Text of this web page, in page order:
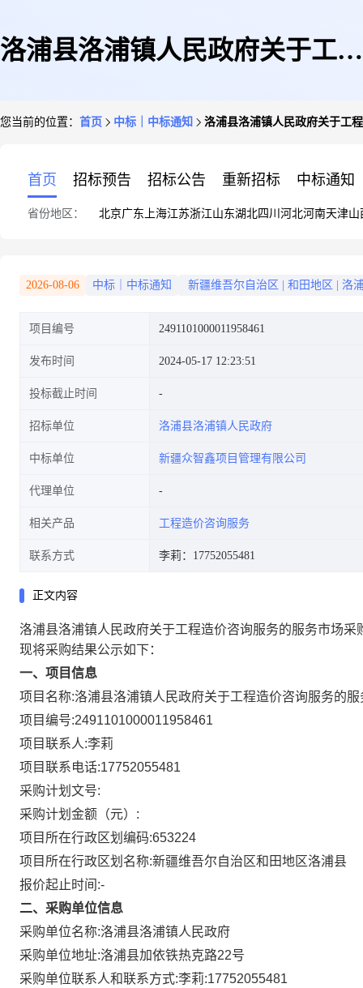
洛浦县洛浦镇人民政府关于工程
您当前的位置： 首页 中标｜中标通知 洛浦县洛浦镇人民政府关于工
首页 招标预告 招标公告 重新招标 中标通知
省份地区： 北京广东 上海江苏浙江山东湖北四川 河北河南天津山
2026-08-06 中标｜中标通知 新疆维吾尔自治区 和田地区 洛
项目编号 2491101000011958461
发布时间 2024-05-17 12:23:51
投标截止时间
招标单位 洛浦县洛浦镇人民政府
中标单位 新疆众智鑫项目管理有限公司
代理单位
相关产品 工程造价咨询服务
联系方式 李莉：17752055481
正文内容
洛浦县洛浦镇人民政府关于工程造价咨询服务的服务市场采
现将采购结果公示如下：
一、项目信息
项目名称:洛浦县洛浦镇人民政府关于工程造价咨询服务的
项目编号:2491101000011958461
项目联系人:李莉
项目联系电话:17752055481
采购计划文号:
采购计划金额（元）:
项目所在行政区划编码:653224
项目所在行政区划名称:新疆维吾尔自治区和田地区洛浦县
报价起止时间:-
二、采购单位信息
采购单位名称:洛浦县洛浦镇人民政府
采购单位地址:洛浦县加依铁热克路22号
采购单位联系人和联系方式:李莉:17752055481